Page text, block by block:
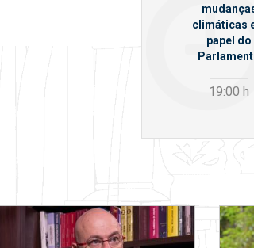
climáticas
papel do
19:00 h